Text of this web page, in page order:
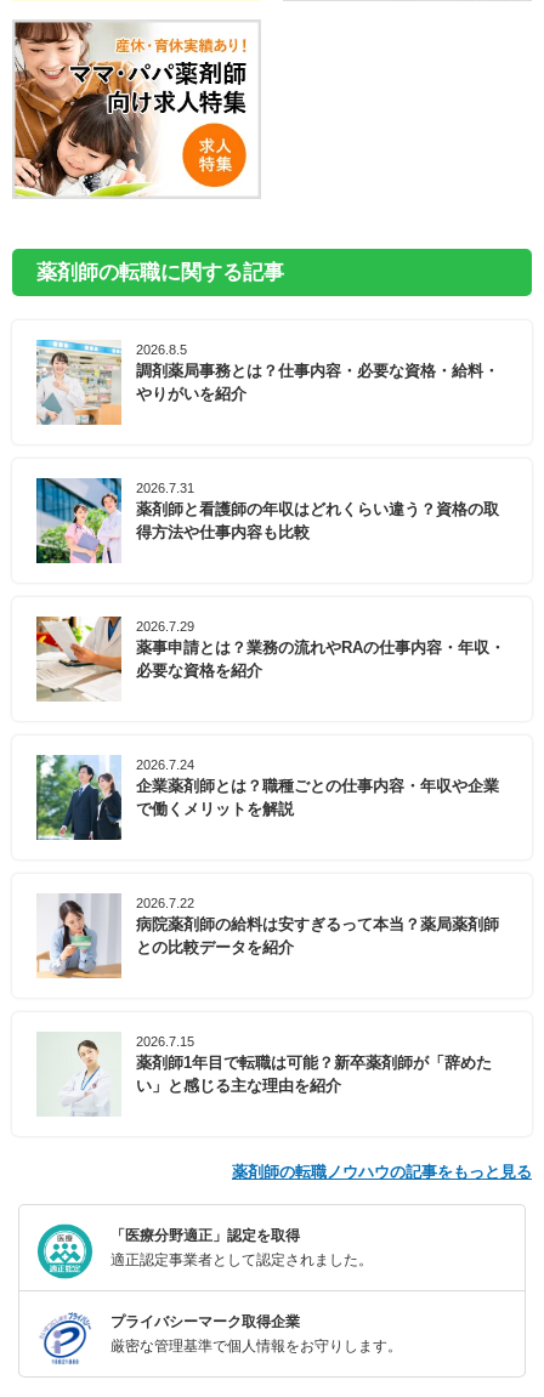
薬剤師の転職に関する記事
2026.8.5
調剤薬局事務とは？仕事内容・必要な資格・給料・
やりがいを紹介
2026.7.31
薬剤師と看護師の年収はどれくらい違う？資格の取
得方法や仕事内容も比較
2026.7.29
薬事申請とは？業務の流れやRAの仕事内容・年収・
必要な資格を紹介
2026.7.24
企業薬剤師とは？職種ごとの仕事内容・年収や企業
で働くメリットを解説
2026.7.22
病院薬剤師の給料は安すぎるって本当？薬局薬剤師
との比較データを紹介
2026.7.15
薬剤師1年目で転職は可能？新卒薬剤師が「辞めた
い」と感じる主な理由を紹介
薬剤師の転職ノウハウの記事をもっと見る
「医療分野適正」認定を取得
適正認定事業者として認定されました。
プライバシーマーク取得企業
厳密な管理基準で個人情報をお守りします。